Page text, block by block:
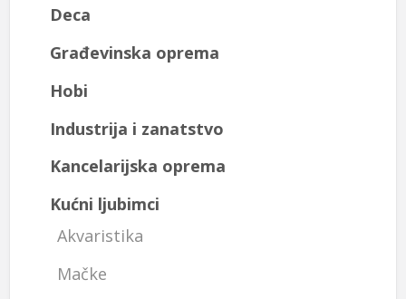
Deca
Građevinska oprema
Hobi
Industrija i zanatstvo
Kancelarijska oprema
Kućni ljubimci
Akvaristika
Mačke